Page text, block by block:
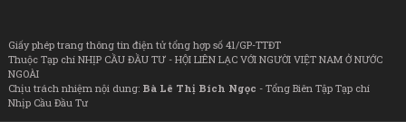
Giấy phép trang thông tin điện tử tổng hợp số 41/GP-TTĐT
Thuộc Tạp chí NHỊP CẦU ĐẦU TƯ - HỘI LIÊN LẠC VỚI NGƯỜI VIỆT NAM Ở NƯỚC
NGOÀI
Chịu trách nhiệm nội dung: Bà Lê Thị Bích Ngọc - Tổng Biên Tập Tạp chí
Nhịp Cầu Đầu Tư